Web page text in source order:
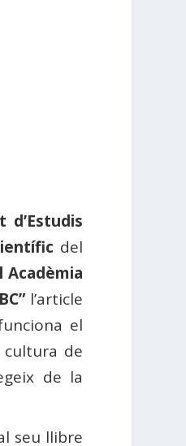
d’Estudis
del
Acadèmia
l’article
el
de
de la
seu llibre